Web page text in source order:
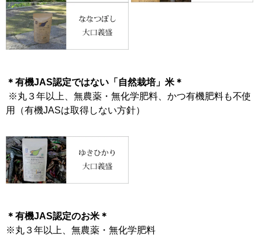
＊有機JAS認定ではない「自然栽培」米＊
※丸３年以上、無農薬・無化学肥料、かつ有機肥料も不使
用（有機JASは取得しない方針）
＊有機JAS認定のお米＊
※丸３年以上、無農薬・無化学肥料